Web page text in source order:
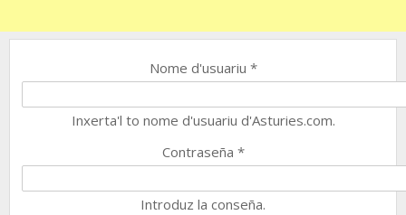
Nome d'usuariu *
Inxerta'l to nome d'usuariu d'Asturies.com.
Contraseña *
Introduz la conseña.